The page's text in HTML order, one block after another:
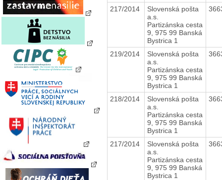
217/2014
Slovenská pošta
a.s.
Partizánska cesta
9, 975 99 Banská
Bystrica 1
219/2014
Slovenská pošta
a.s.
Partizánska cesta
9, 975 99 Banská
Bystrica 1
218/2014
Slovenská pošta
a.s.
Partizánska cesta
9, 975 99 Banská
Bystrica 1
217/2014
Slovenská pošta
a.s.
Partizánska cesta
9, 975 99 Banská
Bystrica 1